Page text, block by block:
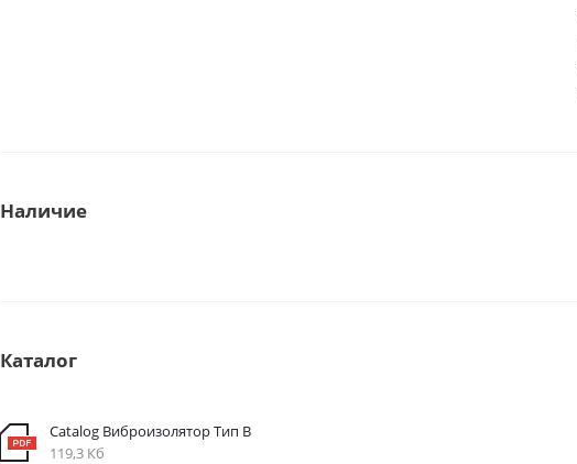
Наличие
Каталог
Catalog Виброизолятор Тип B
119,3 Кб